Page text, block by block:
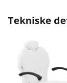
Tekniske